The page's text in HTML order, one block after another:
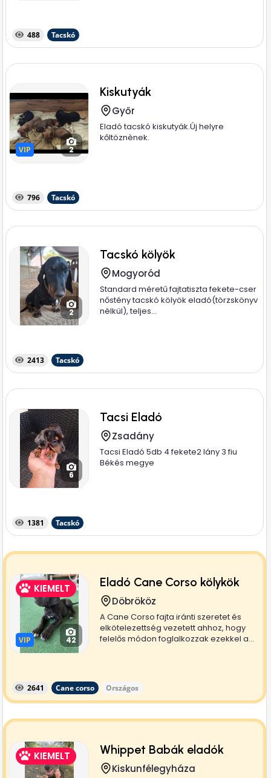
488 Tacskó
VIP
VIP 2
Kiskutyák
Győr
Eladó tacskó kiskutyák.Új helyre
kőltöznènek.
796 Tacskó
2
Tacskó kölyök
Mogyoród
Standard méretű fajtatiszta fekete-cser
nőstény tacskó kölyök eladó(törzskönyv
nèlkül), teljes...
2413 Tacskó
6
Tacsi Eladó
Zsadány
Tacsi Eladó 5db 4 fekete2 lány 3 fiu
Békés megye
1381 Tacskó
KIEMELT
VIP
VIP 42
Eladó Cane Corso kölykök
Döbrököz
A Cane Corso fajta iránti szeretet és
elkötelezettség vezetett ahhoz, hogy
felelős módon foglalkozzak ezekkel a...
2641 Cane corso Országos
KIEMELT Whippet Babák eladók
Kiskunfélegyháza